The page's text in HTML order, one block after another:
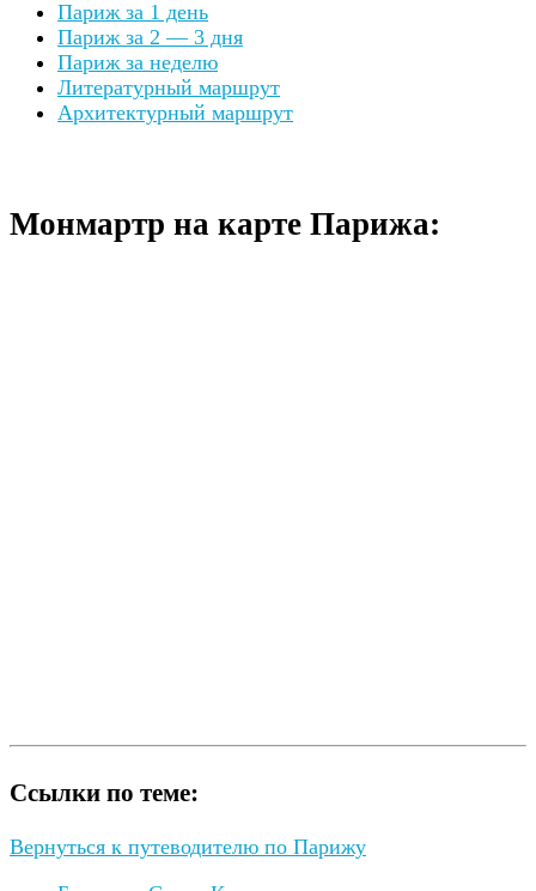
Париж за 1 день
Париж за 2 — 3 дня
Париж за неделю
Литературный маршрут
Архитектурный маршрут
Монмартр на карте Парижа:
Ссылки по теме:
Вернуться к путеводителю по Парижу